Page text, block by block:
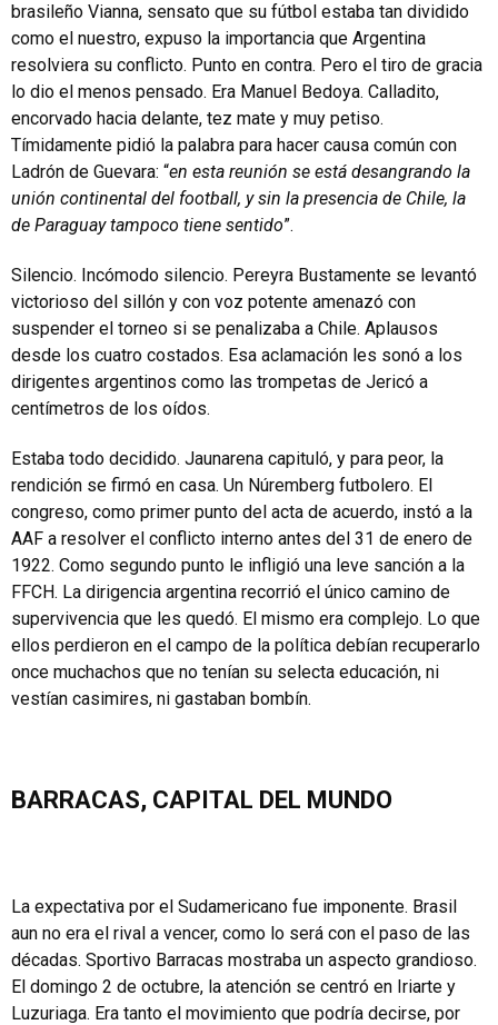
brasileño Vianna, sensato que su fútbol estaba tan dividido
como el nuestro, expuso la importancia que Argentina
resolviera su conflicto. Punto en contra. Pero el tiro de gracia
lo dio el menos pensado. Era Manuel Bedoya. Calladito,
encorvado hacia delante, tez mate y muy petiso.
Tímidamente pidió la palabra para hacer causa común con
Ladrón de Guevara: “en esta reunión se está desangrando la
unión continental del football, y sin la presencia de Chile, la
de Paraguay tampoco tiene sentido”.
Silencio. Incómodo silencio. Pereyra Bustamente se levantó
victorioso del sillón y con voz potente amenazó con
suspender el torneo si se penalizaba a Chile. Aplausos
desde los cuatro costados. Esa aclamación les sonó a los
dirigentes argentinos como las trompetas de Jericó a
centímetros de los oídos.
Estaba todo decidido. Jaunarena capituló, y para peor, la
rendición se firmó en casa. Un Núremberg futbolero. El
congreso, como primer punto del acta de acuerdo, instó a la
AAF a resolver el conflicto interno antes del 31 de enero de
1922. Como segundo punto le infligió una leve sanción a la
FFCH. La dirigencia argentina recorrió el único camino de
supervivencia que les quedó. El mismo era complejo. Lo que
ellos perdieron en el campo de la política debían recuperarlo
once muchachos que no tenían su selecta educación, ni
vestían casimires, ni gastaban bombín.
BARRACAS, CAPITAL DEL MUNDO
La expectativa por el Sudamericano fue imponente. Brasil
aun no era el rival a vencer, como lo será con el paso de las
décadas. Sportivo Barracas mostraba un aspecto grandioso.
El domingo 2 de octubre, la atención se centró en Iriarte y
Luzuriaga. Era tanto el movimiento que podría decirse, por